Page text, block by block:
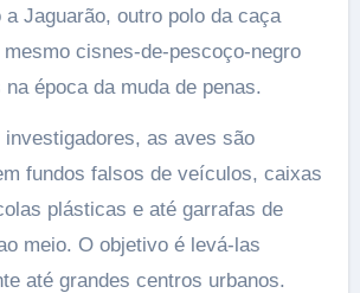
Jaguarão, outro polo da caça
cisnes-de-pescoço-negro
época da muda de penas.
investigadores, as aves são
fundos falsos de veículos, caixas
plásticas e até garrafas de
meio. O objetivo é levá-las
até grandes centros urbanos.